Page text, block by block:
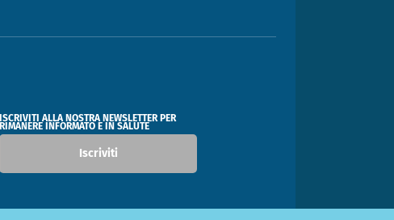
ISCRIVITI ALLA NOSTRA NEWSLETTER PER
RIMANERE INFORMATO E IN SALUTE
Iscriviti